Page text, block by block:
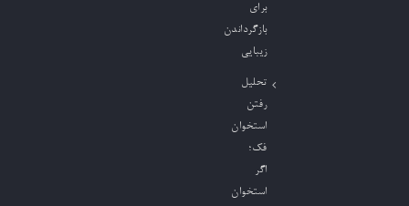
برای
بازگرداندن
زیبایی
تحلیل
رفتن
استخوان
فک؛
اگر
استخوان